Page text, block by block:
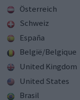
Österreich
Schweiz
España
België/Belgique
United Kingdom
United States
Brasil